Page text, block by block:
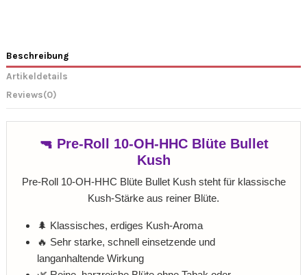
Beschreibung
Artikeldetails
Reviews(0)
🔫 Pre-Roll 10-OH-HHC Blüte Bullet
Kush
Pre-Roll 10-OH-HHC Blüte Bullet Kush steht für klassische
Kush-Stärke aus reiner Blüte.
🌲 Klassisches, erdiges Kush-Aroma
🔥 Sehr starke, schnell einsetzende und
langanhaltende Wirkung